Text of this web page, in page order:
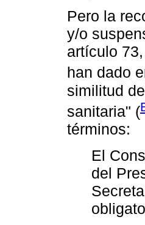
Pero la
y/o
artículo
han dado
similitud
sanitaria" (
términos:
El
del